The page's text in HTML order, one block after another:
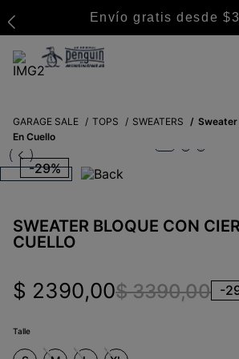
Envío gratis desde
GARAGE SALE TOPS SWEATERS
Sweater
En Cuello
-29%
SWEATER BLOQUE CON
CUELLO
$ 2390,00$ 3390,00 -
Talle